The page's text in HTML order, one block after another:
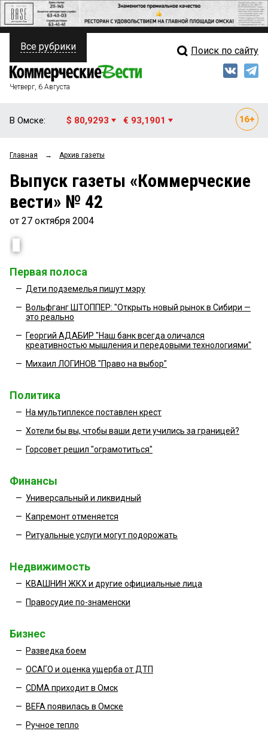
ПОЛИТИКА
ФИНАНСЫ
ОБЩЕСТВО
ЗАКОН
Свежий выпуск
Рейтинги
Все рубрики Поиск по сайту
Четверг, 6 Августа
В Омске: $ 80,9293 € 93,1901
Главная → Архив газеты
Выпуск газеты «Коммерческие
вести» № 42
от 27 октября 2004
Первая полоса
— Дети подземелья пишут мэру
— Вольфганг ШТОППЕР: "Открыть новый рынок в Сибири —
это реально
— Георгий АДАБИР "Наш банк всегда оличался
креативностью мышления и передовыми технологиями"
— Михаил ЛОГИНОВ "Право на выбор"
Политика
— На мультиплексе поставлен крест
— Хотели бы вы, чтобы ваши дети учились за границей?
— Горсовет решил "ограмотиться"
Финансы
— Универсальный и ликвидный
— Капремонт отменяется
— Ритуальные услуги могут подорожать
Недвижимость
— КВАШНИН ЖКХ и другие официальные лица
— Правосудие по-знаменски
Бизнес
— Разведка боем
— ОСАГО и оценка ущерба от ДТП
— CDMA приходит в Омск
— BEFA появилась в Омске
— Ручное тепло